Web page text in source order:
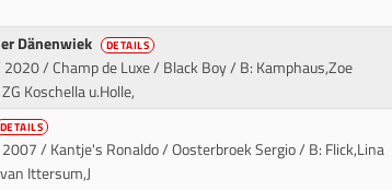
Dänenwiek DETAILS
/ Champ de Luxe / Black Boy/ B: Kamphaus,Zoe
Koschella u.Holle,
DETAILS
/ Kantje's Ronaldo / Oosterbroek Sergio/ B: Flick,Lina
Ittersum,J